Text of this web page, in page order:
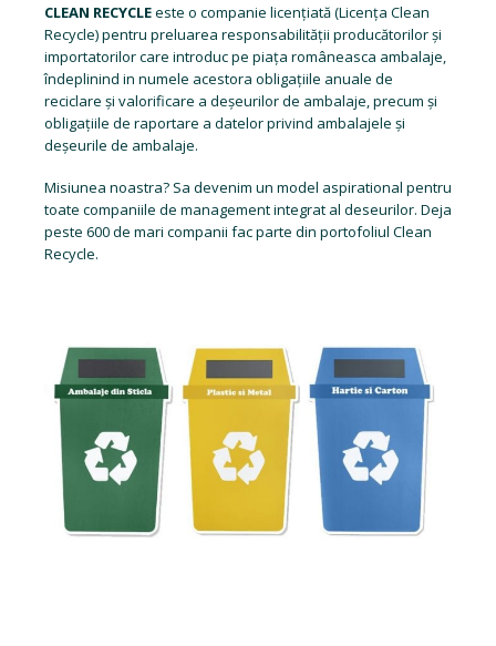
CLEAN RECYCLEeste o companie licențiată (Licența Clean
Recycle) pentru preluarea responsabilității producătorilor și
importatorilor care introduc pe piața româneasca ambalaje,
îndeplinind in numele acestora obligațiile anuale de
reciclare și valorificare a deșeurilor de ambalaje, precum și
obligațiile de raportare a datelor privind ambalajele și
deșeurile de ambalaje.
Misiunea noastra? Sa devenim un model aspirational pentru
toate companiile de management integrat al deseurilor. Deja
peste 600 de mari companii fac parte din portofoliul Clean
Recycle.